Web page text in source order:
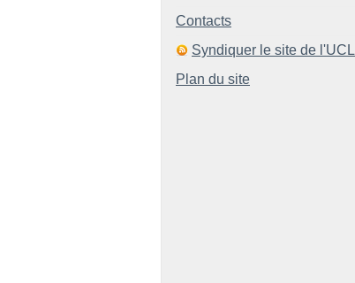
Contacts
Syndiquer le site de l'UCL
Plan du site